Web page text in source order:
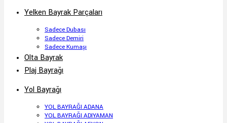
Yelken Bayrak Parçaları
Sadece Dubası
Sadece Demiri
Sadece Kumaşı
Olta Bayrak
Plaj Bayrağı
Yol Bayrağı
YOL BAYRAĞI ADANA
YOL BAYRAĞI ADIYAMAN